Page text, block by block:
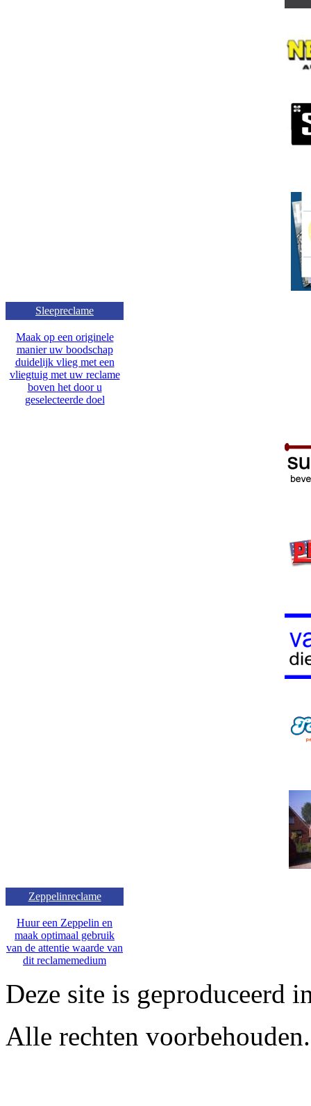
Sleepreclame
Maak op een originele
manier uw boodschap
duidelijk vlieg met een
vliegtuig met uw reclame
boven het door u
geselecteerde doel
Zeppelinreclame
Huur een Zeppelin en
maak optimaal gebruik
van de attentie waarde van
dit reclamemedium
Deze site is geproduceerd
Alle rechten